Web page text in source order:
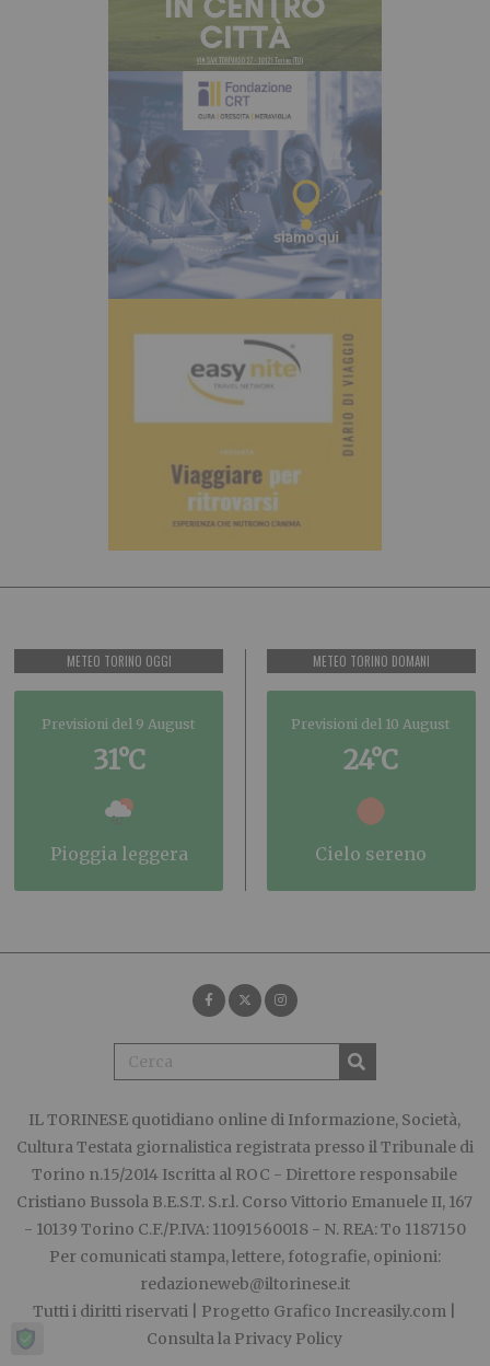
METEO TORINO OGGI
Previsioni del 9 August
31°C
pioggia leggera
METEO TORINO DOMANI
Previsioni del 10 August
24°C
cielo sereno
IL TORINESE quotidiano online di Informazione, Società,
Cultura Testata giornalistica registrata presso il Tribunale di
Torino n.15/2014 Iscritta al ROC - Direttore responsabile
Cristiano Bussola B.E.S.T. S.r.l. Corso Vittorio Emanuele II, 167
- 10139 Torino C.F./P.IVA: 11091560018 - N. REA: To 1187150
Per comunicati stampa, lettere, fotografie, opinioni:
redazioneweb@iltorinese.it
Tutti i diritti riservati | Progetto Grafico Increasily.com
Consulta la Privacy Policy